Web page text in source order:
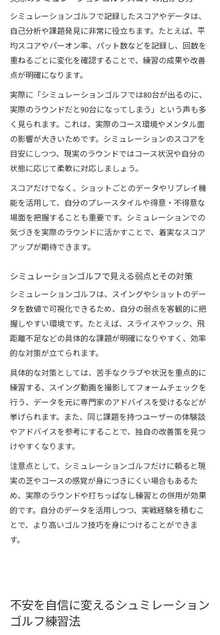
シミュレーションゴルフで記録したスコアやデータは、
自己分析や課題発見に非常に役立ちます。たとえば、平
均スコアやパーオン率、パット数などを記録し、回数を
重ねるごとに変化を確認することで、練習の成果や改善
点が明確になります。
実際に「シミュレーションゴルフでは80台が出るのに、
実際のラウンドだと90台になってしまう」という声も多
く見られます。これは、実際のコース環境やメンタル面
の影響が大きいためです。シミュレーションのスコアを
目安にしつつ、現実のラウンドではコース状況や自分の
状態に応じて柔軟に対応しましょう。
スコアだけでなく、ショットごとのデータやリプレイ機
能を活用して、自分のプレースタイルや得意・不得意な
場面を把握することも重要です。シミュレーションでの
気づきを実際のラウンドに活かすことで、着実なスコア
アップが期待できます。
シミュレーションゴルフで見える弱点とその対策
シミュレーションゴルフは、スイングやショットのデー
タを数値で可視化できるため、自分の弱点を客観的に把
握しやすい環境です。たとえば、スライスやフック、飛
距離不足などの具体的な課題が明確になりやすく、効率
的な対策が立てられます。
具体的な対策としては、苦手なクラブや状況を重点的に
練習する、スイング動画を撮影してフォームチェックを
行う、データを元に専門家のアドバイスを受けるなどが
挙げられます。また、同じ課題を持つユーザーの体験談
やアドバイスを参考にすることで、独自の改善策を見つ
けやすくなります。
注意点として、シミュレーションゴルフだけに頼ると現
実の芝やコースの感覚が身につきにくい場合もあるた
め、実際のラウンドや打ちっぱなし練習との併用が効果
的です。自分のデータを活用しつつ、実戦経験を積むこ
とで、より高いゴルフ技巧を身につけることができま
す。
不安を自信に変えるシュミレーション
ゴルフ練習法